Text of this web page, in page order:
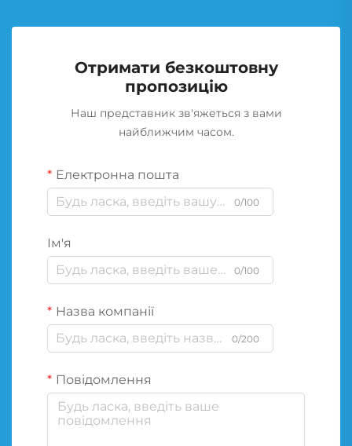
Отримати безкоштовну
пропозицію
Наш представник зв'яжеться з вами
найближчим часом.
Електронна пошта
0/100
Ім'я
0/100
Назва компанії
0/200
Повідомлення